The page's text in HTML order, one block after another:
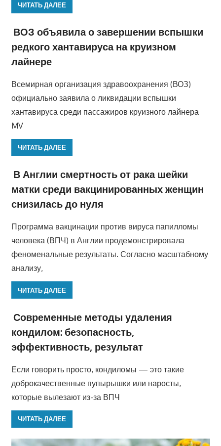
ЧИТАТЬ ДАЛЕЕ
ВОЗ объявила о завершении вспышки
редкого хантавируса на круизном
лайнере
Всемирная организация здравоохранения (ВОЗ)
официально заявила о ликвидации вспышки
хантавируса среди пассажиров круизного лайнера
MV
ЧИТАТЬ ДАЛЕЕ
В Англии смертность от рака шейки
матки среди вакцинированных женщин
снизилась до нуля
Программа вакцинации против вируса папилломы
человека (ВПЧ) в Англии продемонстрировала
феноменальные результаты. Согласно масштабному
анализу,
ЧИТАТЬ ДАЛЕЕ
Современные методы удаления
кондилом: безопасность,
эффективность, результат
Если говорить просто, кондиломы — это такие
доброкачественные пупырышки или наросты,
которые вылезают из-за ВПЧ
ЧИТАТЬ ДАЛЕЕ